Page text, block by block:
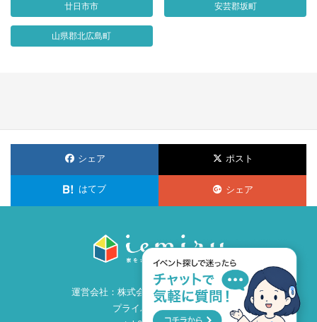
廿日市市 安芸郡坂町
山県郡北広島町
シェア ポスト
はてブ シェア
運営会社： 株式会社ビズ・クリエイション
プライバシーポリシー